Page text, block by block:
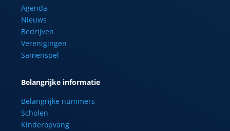
Agenda
Nieuws
Bedrijven
Verenigingen
Samenspel
Belangrijke informatie
Belangrijke nummers
Scholen
Kinderopvang